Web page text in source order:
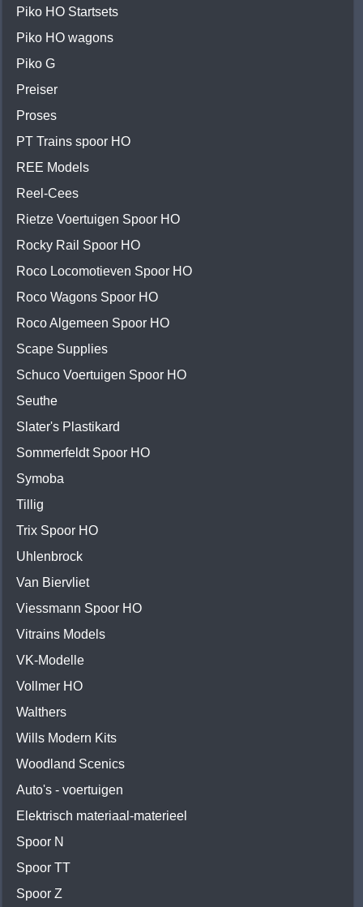
Piko HO Startsets
Piko HO wagons
Piko G
Preiser
Proses
PT Trains spoor HO
REE Models
Reel-Cees
Rietze Voertuigen Spoor HO
Rocky Rail Spoor HO
Roco Locomotieven Spoor HO
Roco Wagons Spoor HO
Roco Algemeen Spoor HO
Scape Supplies
Schuco Voertuigen Spoor HO
Seuthe
Slater's Plastikard
Sommerfeldt Spoor HO
Symoba
Tillig
Trix Spoor HO
Uhlenbrock
Van Biervliet
Viessmann Spoor HO
Vitrains Models
VK-Modelle
Vollmer HO
Walthers
Wills Modern Kits
Woodland Scenics
Auto's - voertuigen
Elektrisch materiaal-materieel
Spoor N
Spoor TT
Spoor Z